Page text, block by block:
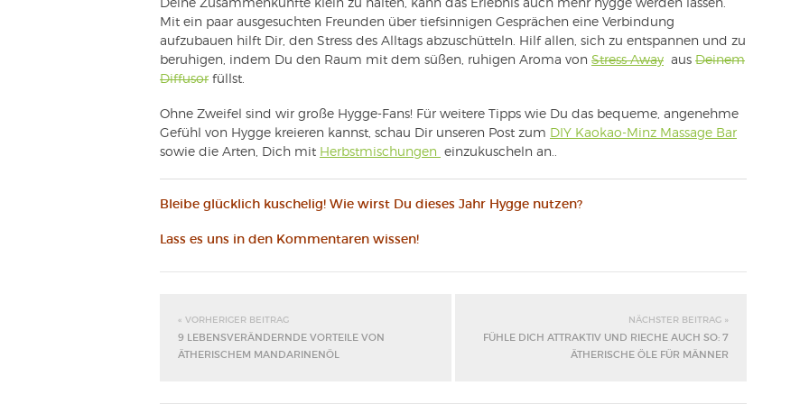
Deine Zusammenkünfte klein zu halten, kann das Erlebnis auch mehr hygge werden lassen.
Mit ein paar ausgesuchten Freunden über tiefsinnigen Gesprächen eine Verbindung
aufzubauen hilft Dir, den Stress des Alltags abzuschütteln. Hilf allen, sich zu entspannen und zu
beruhigen, indem Du den Raum mit dem süßen, ruhigen Aroma von Stress Away aus Deinem
Diffusor füllst.
Ohne Zweifel sind wir große Hygge-Fans! Für weitere Tipps wie Du das bequeme, angenehme
Gefühl von Hygge kreieren kannst, schau Dir unseren Post zum DIY Kaokao-Minz Massage Bar
sowie die Arten, Dich mit Herbstmischungen einzukuscheln an..
Bleibe glücklich kuschelig! Wie wirst Du dieses Jahr Hygge nutzen?
Lass es uns in den Kommentaren wissen!
« VORHERIGER BEITRAG
9 LEBENSVERÄNDERNDE VORTEILE VON
ÄTHERISCHEM MANDARINENÖL
NÄCHSTER BEITRAG »
FÜHLE DICH ATTRAKTIV UND RIECHE AUCH SO: 7
ÄTHERISCHE ÖLE FÜR MÄNNER